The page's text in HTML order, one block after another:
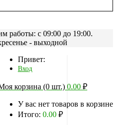
работы: c 09:00 до 19:00.
- выходной
Привет:
Вход
корзина (0 шт.) 0.00 ₽
У вас нет товаров в корзине
Итого: 0.00 ₽